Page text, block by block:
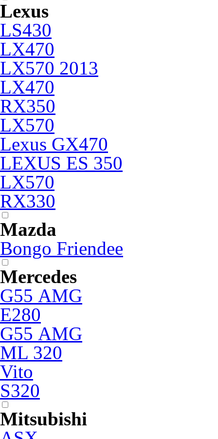
Lexus
LS430
LX470
LX570 2013
LX470
RX350
LX570
Lexus GX470
LEXUS ES 350
LX570
RX330
Mazda
Bongo Friendee
Mercedes
G55 АМG
E280
G55 АМG
ML 320
Vito
S320
Mitsubishi